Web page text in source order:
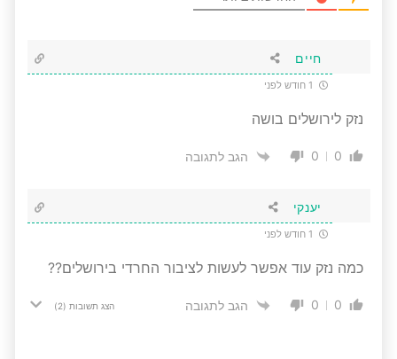
חיים
נזק לירושלים בושה
0
0 הגב לתגובה
יענקי
כמה נזק עוד אפשר לעשות לציבור החרדי בירושלים??
0
0 הגב לתגובה הצג תשובות (2)